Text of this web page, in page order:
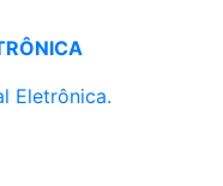
Eletrônica.